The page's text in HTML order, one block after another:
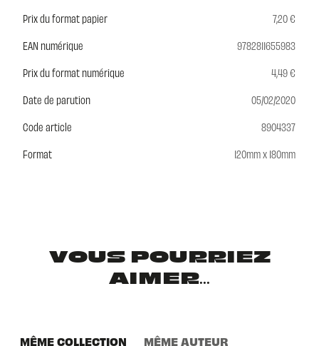
Prix du format papier
7,20 €
EAN numérique
9782811655983
Prix du format numérique
4,49 €
Date de parution
05/02/2020
Code article
8904337
Format
120mm x 180mm
VOUS POURRIEZ
AIMER...
MÊME COLLECTION MÊME AUTEUR